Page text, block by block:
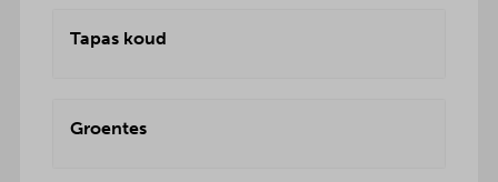
Tapas koud
Groentes